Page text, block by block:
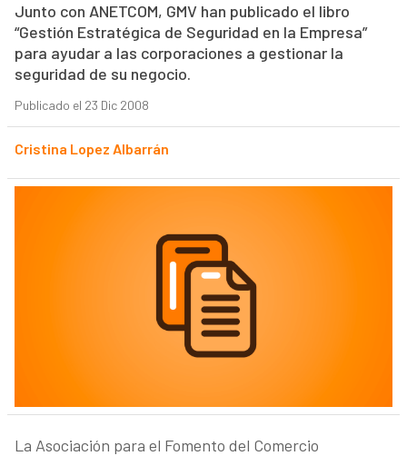
Junto con ANETCOM, GMV han publicado el libro
“Gestión Estratégica de Seguridad en la Empresa”
para ayudar a las corporaciones a gestionar la
seguridad de su negocio.
Publicado el 23 Dic 2008
Cristina Lopez Albarrán
La Asociación para el Fomento del Comercio